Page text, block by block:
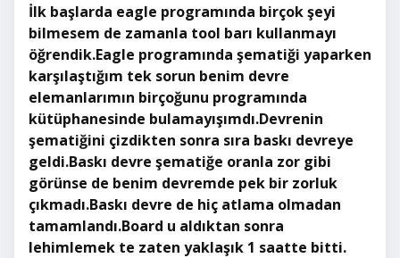
İlk başlarda eagle programında birçok şeyi
bilmesem de zamanla tool barı kullanmayı
öğrendik.Eagle programında şematiği yaparken
karşılaştığım tek sorun benim devre
elemanlarımın birçoğunu programında
kütüphanesinde bulamayışımdı.Devrenin
şematiğini çizdikten sonra sıra baskı devreye
geldi.Baskı devre şematiğe oranla zor gibi
görünse de benim devremde pek bir zorluk
çıkmadı.Baskı devre de hiç atlama olmadan
tamamlandı.Board u aldıktan sonra
lehimlemek te zaten yaklaşık 1 saatte bitti.